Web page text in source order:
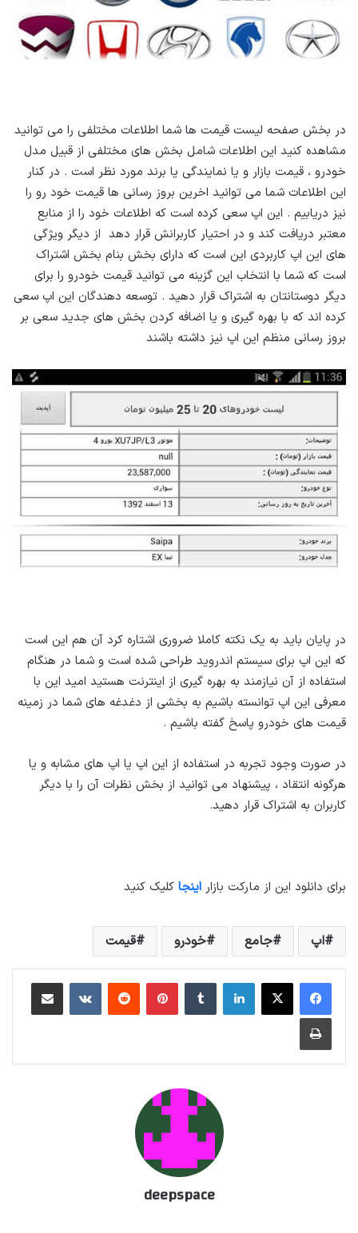
در بخش صفحه لیست قیمت ها شما اطلاعات مختلفی را می توانید
مشاهده کنید این اطلاعات شامل بخش های مختلفی از قبیل مدل
خودرو ، قیمت بازار و یا نمایندگی یا برند مورد نظر است . در کنار
این اطلاعات شما می توانید اخرین بروز رسانی ها قیمت خود رو را
نیز دریابیم . این اپ سعی کرده است که اطلاعات خود را از منابع
معتبر دریافت کند و در احتیار کاربرانش قرار دهد از دیگر ویژگی
های این اپ کاربردی این است که دارای بخش بنام بخش اشتراک
است که شما با انتخاب این گزینه می توانید قیمت خودرو را برای
دیگر دوستانتان به اشتراک قرار دهید . توسعه دهندگان این اپ سعی
کرده اند که با بهره گیری و یا اضافه کردن بخش های جدید سعی بر
بروز رسانی منظم این اپ نیز داشته باشند
در پایان باید به یک نکته کاملا ضروری اشتاره کرد آن هم این است
که این اپ برای سیستم اندروید طراحی شده است و شما در هنگام
استفاده از آن نیازمند به بهره گیری از اینترنت هستید امید این با
معرفی این اپ توانسته باشیم به بخشی از دغدغه های شما در زمینه
قیمت های خودرو پاسخ گفته باشیم .
در صورت وجود تجربه در استفاده از این اپ یا اپ های مشابه و یا
هرگونه انتقاد ، پیشنهاد می توانید از بخش نظرات آن را با دیگر
کاربران به اشتراک قرار دهید.
برای دانلود این از مارکت بازار اینجا کلیک کنید
اپ جامع خودرو قیمت
لینکداینتامبلر پینتریستReddit
VKontakteاشتراک گذاری با ایمیل
چاپ
deepspace